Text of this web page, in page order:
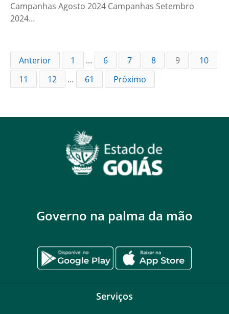
Campanhas Agosto 2024 Campanhas Setembro
2024…
Anterior 1 … 6 7 8 9
10
11
12 … 61 Próximo
Governo na palma da mão
Serviços